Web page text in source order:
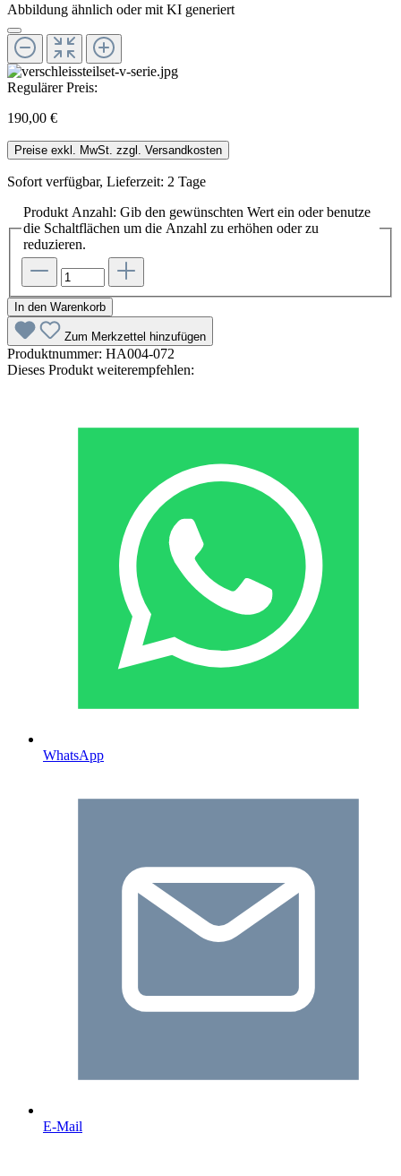
Abbildung ähnlich oder mit KI generiert
Regulärer Preis:
190,00 €
Preise exkl. MwSt. zzgl. Versandkosten
Sofort verfügbar, Lieferzeit: 2 Tage
Produkt Anzahl: Gib den gewünschten Wert ein oder benutze
die Schaltflächen um die Anzahl zu erhöhen oder zu
reduzieren.
In den Warenkorb
Zum Merkzettel hinzufügen
Produktnummer: HA004-072
Dieses Produkt weiterempfehlen:
WhatsApp
E-Mail